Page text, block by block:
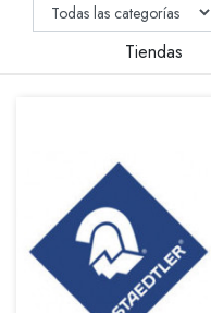
Tiendas